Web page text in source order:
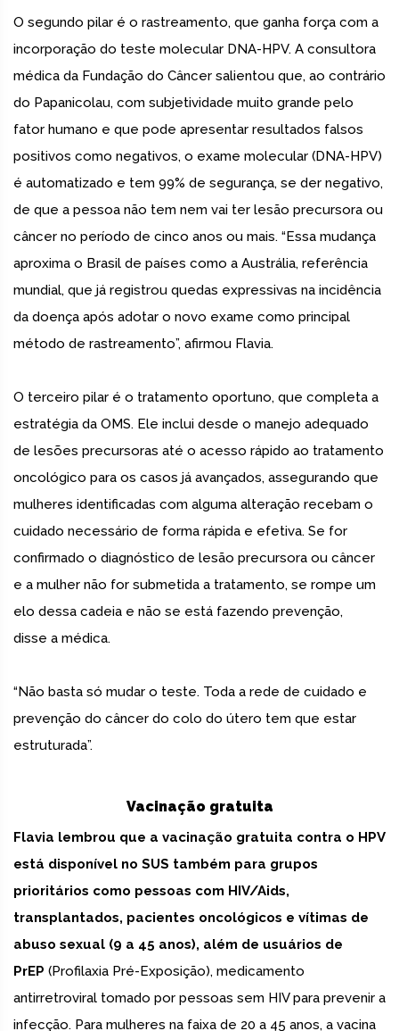
O segundo pilar é o rastreamento, que ganha força com a
incorporação do teste molecular DNA-HPV. A consultora
médica da Fundação do Câncer salientou que, ao contrário
do Papanicolau, com subjetividade muito grande pelo
fator humano e que pode apresentar resultados falsos
positivos como negativos, o exame molecular (DNA-HPV)
é automatizado e tem 99% de segurança, se der negativo,
de que a pessoa não tem nem vai ter lesão precursora ou
câncer no período de cinco anos ou mais. “Essa mudança
aproxima o Brasil de países como a Austrália, referência
mundial, que já registrou quedas expressivas na incidência
da doença após adotar o novo exame como principal
método de rastreamento”, afirmou Flavia.
O terceiro pilar é o tratamento oportuno, que completa a
estratégia da OMS. Ele inclui desde o manejo adequado
de lesões precursoras até o acesso rápido ao tratamento
oncológico para os casos já avançados, assegurando que
mulheres identificadas com alguma alteração recebam o
cuidado necessário de forma rápida e efetiva. Se for
confirmado o diagnóstico de lesão precursora ou câncer
e a mulher não for submetida a tratamento, se rompe um
elo dessa cadeia e não se está fazendo prevenção,
disse a médica.
“Não basta só mudar o teste. Toda a rede de cuidado e
prevenção do câncer do colo do útero tem que estar
estruturada”.
Vacinação gratuita
Flavia lembrou que a vacinação gratuita contra o HPV
está disponível no SUS também para grupos
prioritários como pessoas com HIV/Aids,
transplantados, pacientes oncológicos e vítimas de
abuso sexual (9 a 45 anos), além de usuários de
PrEP (Profilaxia Pré-Exposição), medicamento
antirretroviral tomado por pessoas sem HIV para prevenir a
infecção. Para mulheres na faixa de 20 a 45 anos, a vacina